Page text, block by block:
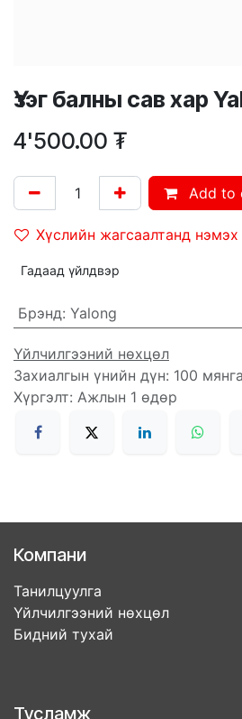
Үзэг балны сав хар
4'500.00 ₮
Add to
Хүслийн жагсаалтанд нэмэх
Гадаад үйлдвэр
Брэнд: Yalong
Үйлчилгээний нөхцөл
Захиалгын үнийн дүн: 100
Хүргэлт: Ажлын 1 өдөр
Компани
Танилцуулга
Үйлчилгээний нөхцөл
Бидний тухай
Тусламж